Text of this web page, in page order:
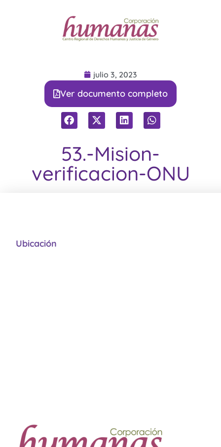
53.-Mision-
verificacion-ONU
julio 3, 2023
Ver documento completo
Ubicación